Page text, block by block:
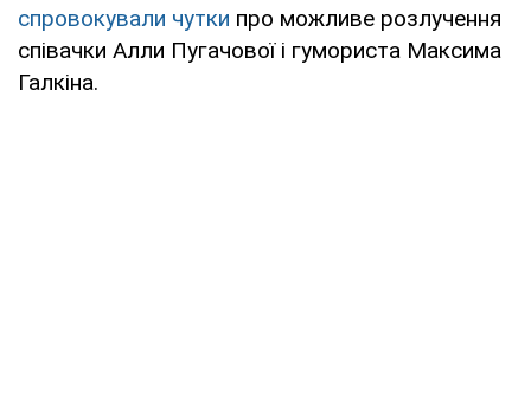
спровокували чутки про можливе розлучення
співачки Алли Пугачової і гумориста Максима
Галкіна.